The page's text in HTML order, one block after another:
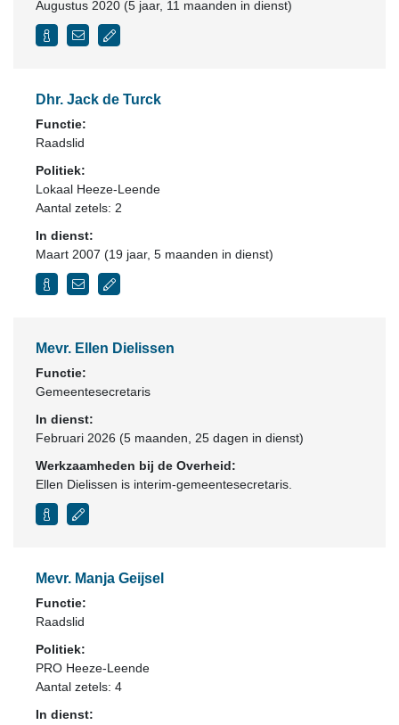
Augustus 2020 (5 jaar, 11 maanden in dienst)
Dhr. Jack de Turck
Functie:
Raadslid
Politiek:
Lokaal Heeze-Leende
Aantal zetels: 2
In dienst:
Maart 2007 (19 jaar, 5 maanden in dienst)
Mevr. Ellen Dielissen
Functie:
Gemeentesecretaris
In dienst:
Februari 2026 (5 maanden, 25 dagen in dienst)
Werkzaamheden bij de Overheid:
Ellen Dielissen is interim-gemeentesecretaris.
Mevr. Manja Geijsel
Functie:
Raadslid
Politiek:
PRO Heeze-Leende
Aantal zetels: 4
In dienst: